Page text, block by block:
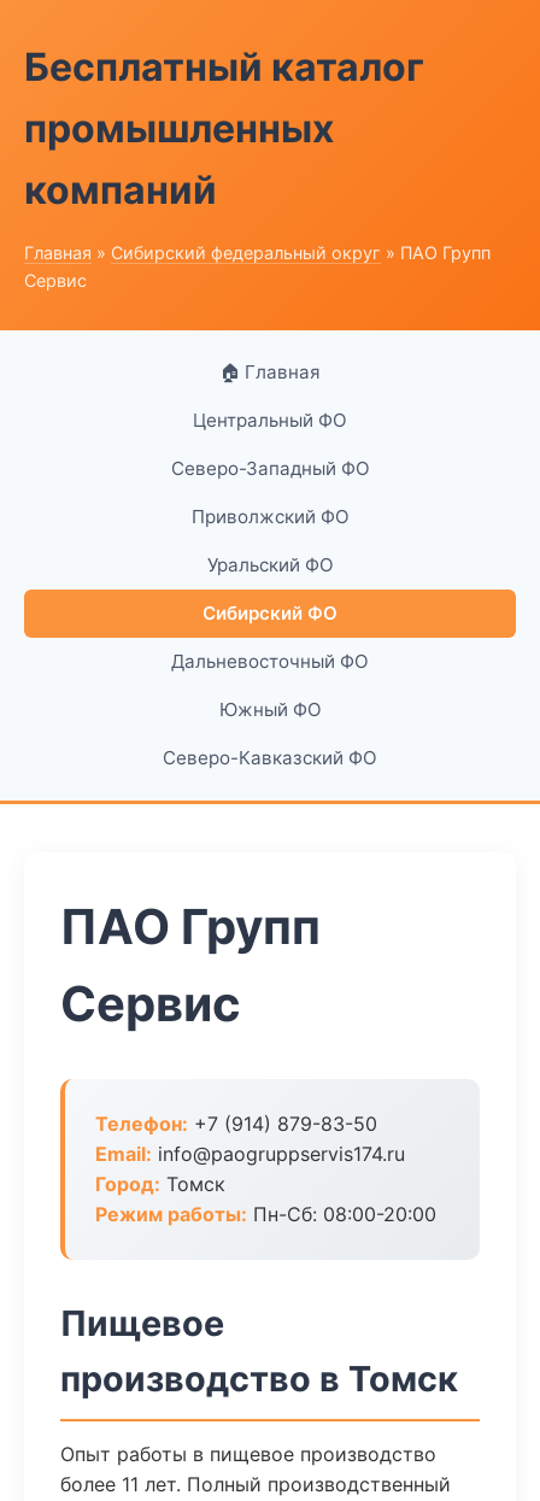
Бесплатный каталог
промышленных
компаний
Главная » Сибирский федеральный округ » ПАО Групп
Сервис
🏠 Главная
Центральный ФО
Северо-Западный ФО
Приволжский ФО
Уральский ФО
Сибирский ФО
Дальневосточный ФО
Южный ФО
Северо-Кавказский ФО
ПАО Групп
Сервис
Телефон: +7 (914) 879-83-50
Email: info@paogruppservis174.ru
Город: Томск
Режим работы: Пн-Сб: 08:00-20:00
Пищевое
производство в Томск
Опыт работы в пищевое производство
более 11 лет. Полный производственный